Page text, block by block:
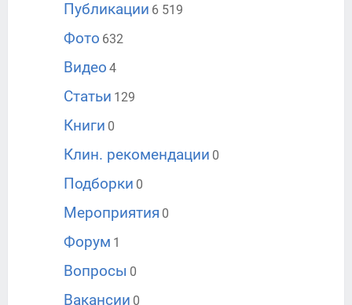
Публикации 6 519
Фото 632
Видео 4
Статьи 129
Книги 0
Клин. рекомендации 0
Подборки 0
Мероприятия 0
Форум 1
Вопросы 0
Вакансии 0